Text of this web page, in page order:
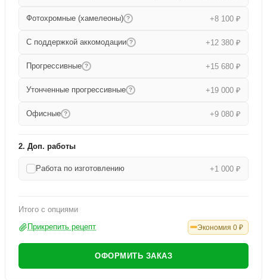
Фотохромные (хамелеоны) ? +8 100 ₽
С поддержкой аккомодации ? +12 380 ₽
Прогрессивные ? +15 680 ₽
Утонченные прогрессивные ? +19 000 ₽
Офисные ? +9 080 ₽
2. Доп. работы
Работа по изготовлению +1 000 ₽
Итого с опциями
Прикрепить рецепт Экономия 0 ₽
ОФОРМИТЬ ЗАКАЗ